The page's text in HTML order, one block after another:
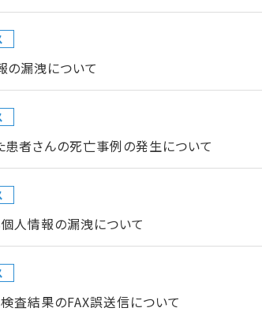
の漏洩について
者さんの死亡事例の発生について
人情報の漏洩について
査結果のFAX誤送信について